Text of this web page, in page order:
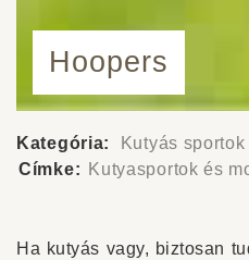
Hoopers
Kategória:
Kutyás sportok
Címke:
Kutyasportok és
Ha kutyás vagy, biztosan